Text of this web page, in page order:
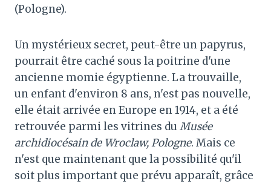
(Pologne).
Un mystérieux secret, peut-être un papyrus,
pourrait être caché sous la poitrine d'une
ancienne momie égyptienne. La trouvaille,
un enfant d'environ 8 ans, n'est pas nouvelle,
elle était arrivée en Europe en 1914, et a été
retrouvée parmi les vitrines du Musée
archidiocésain de Wroclaw, Pologne. Mais ce
n'est que maintenant que la possibilité qu'il
soit plus important que prévu apparaît, grâce